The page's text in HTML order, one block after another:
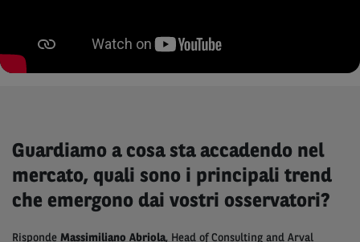
Guardiamo a cosa sta accadendo nel
mercato, quali sono i principali trend
che emergono dai vostri osservatori?
Risponde Massimiliano Abriola, Head of Consulting and Arval